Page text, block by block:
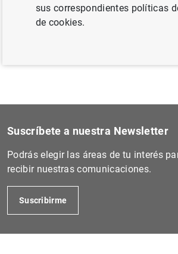
Anterior
Suscríbete a nuestra Newsletter
Podrás elegir las áreas de tu interés
recibir nuestras comunicaciones.
Suscribirme
sus correspondientes políticas
de cookies.